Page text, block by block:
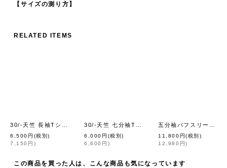
【サイズの測り方】
RELATED ITEMS
30/-天竺 長袖Tシャツ（6616:WH） [homspun
6,500 円 (税別)
7,150 円 )
30/-天竺 七分袖Tシャツ（6450:BK） [homspun
6,000 円 (税別)
6,600 円 )
五分袖パフスリーブカットソー AVL14001 (NOIR)
11,800 円(税別)
12,980 円)
この商品を買った人は、こんな商品も気になっています